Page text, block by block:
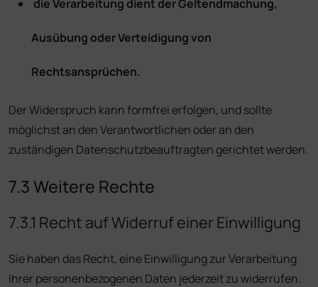
die Verarbeitung dient der Geltendmachung,
Ausübung oder Verteidigung von
Rechtsansprüchen.
Der Widerspruch kann formfrei erfolgen, und sollte
möglichst an den Verantwortlichen oder an den
zuständigen Datenschutzbeauftragten gerichtet werden.
7.3 Weitere Rechte
7.3.1 Recht auf Widerruf einer Einwilligung
Sie haben das Recht, eine Einwilligung zur Verarbeitung
Ihrer personenbezogenen Daten jederzeit zu widerrufen.